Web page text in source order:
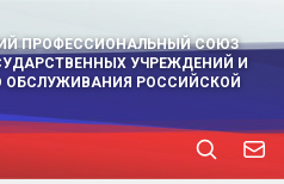
ПРОФЕССИОНАЛЬНЫЙ СОЮЗ
УЧРЕЖДЕНИЙ И
ОБСЛУЖИВАНИЯ РОССИЙСКОЙ